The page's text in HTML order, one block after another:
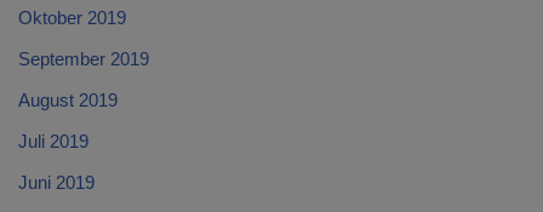
Oktober 2019
September 2019
August 2019
Juli 2019
Juni 2019